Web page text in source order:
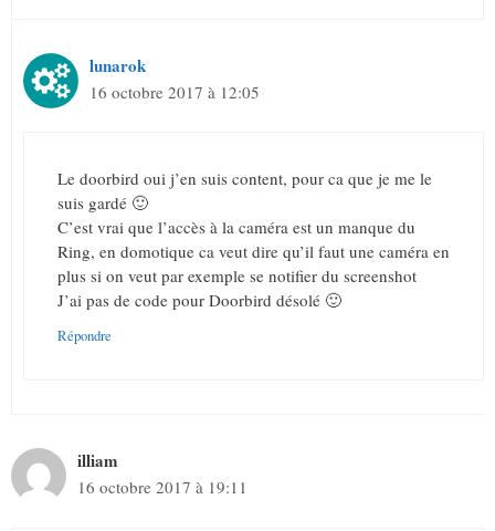
lunarok
16 octobre 2017 à 12:05
Le doorbird oui j’en suis content, pour ca que je me le
suis gardé 🙂
C’est vrai que l’accès à la caméra est un manque du
Ring, en domotique ca veut dire qu’il faut une caméra en
plus si on veut par exemple se notifier du screenshot
J’ai pas de code pour Doorbird désolé 🙂
Répondre
illiam
16 octobre 2017 à 19:11